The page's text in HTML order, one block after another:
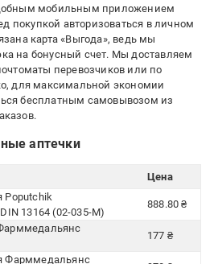
мобильным приложением
покупкой авторизоваться в личном
карта «Выгода», ведь мы
на бонусный счет. Мы доставляем
перевозчиков или по
для максимальной экономии
бесплатным самовывозом из
аптечки
Цена
Poputchik
13164 (02-035-М)
888.80 ₴
177 ₴
Фарммедальянс